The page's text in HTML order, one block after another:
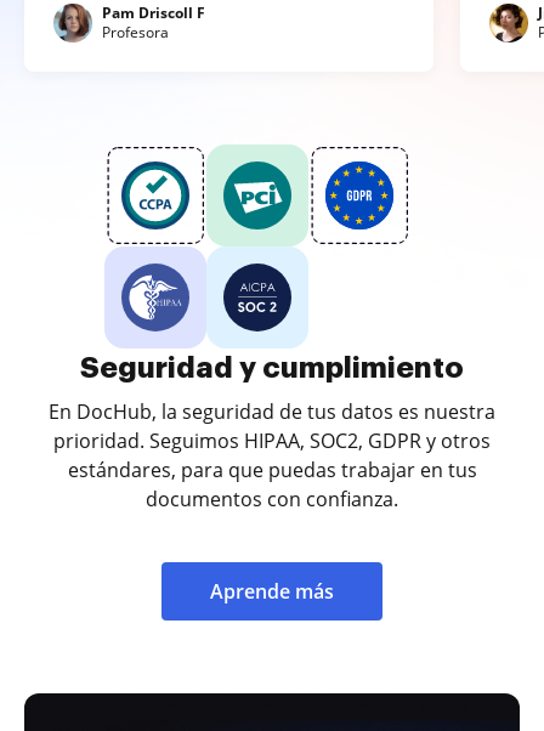
Pam Driscoll F
Profesora
Seguridad y cumplimiento
En DocHub, la seguridad de tus datos es nuestra
prioridad. Seguimos HIPAA, SOC2, GDPR y otros
estándares, para que puedas trabajar en tus
documentos con confianza.
Aprende más